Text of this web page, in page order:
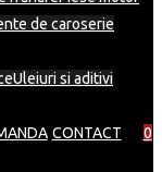
de caroserie
Uleiuri si aditivi
CONTACT 0